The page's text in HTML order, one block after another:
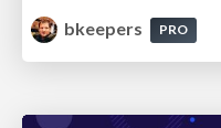
bkeepers
PRO